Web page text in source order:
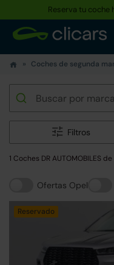
Reserva tu coche
Coches de segunda
Filtros
1 Coches DR AUTOMOBILES
Ofertas Opel
Reservado